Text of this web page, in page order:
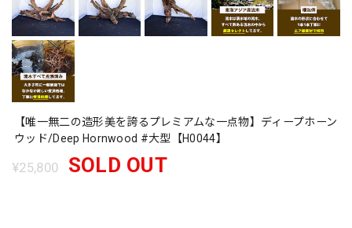
【唯一無二の造形美を誇るプレミアムな一点物】ディープホーン
ウッド/Deep Hornwood #大型【H0044】
¥25,800 SOLD OUT